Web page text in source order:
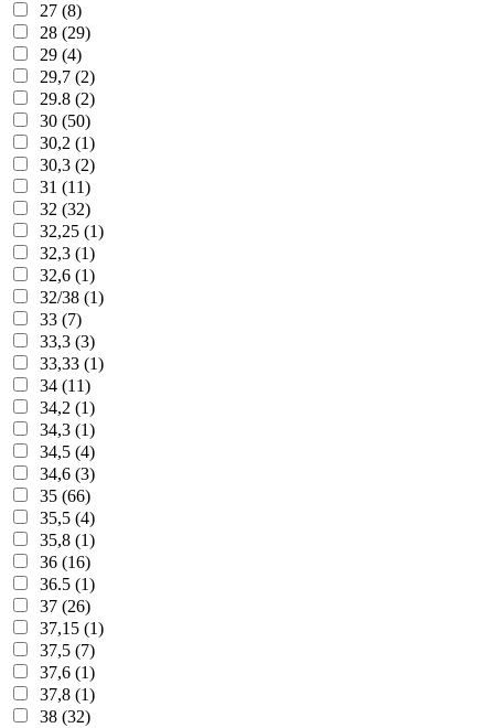
27 (8)
28 (29)
29 (4)
29,7 (2)
29.8 (2)
30 (50)
30,2 (1)
30,3 (2)
31 (11)
32 (32)
32,25 (1)
32,3 (1)
32,6 (1)
32/38 (1)
33 (7)
33,3 (3)
33,33 (1)
34 (11)
34,2 (1)
34,3 (1)
34,5 (4)
34,6 (3)
35 (66)
35,5 (4)
35,8 (1)
36 (16)
36.5 (1)
37 (26)
37,15 (1)
37,5 (7)
37,6 (1)
37,8 (1)
38 (32)